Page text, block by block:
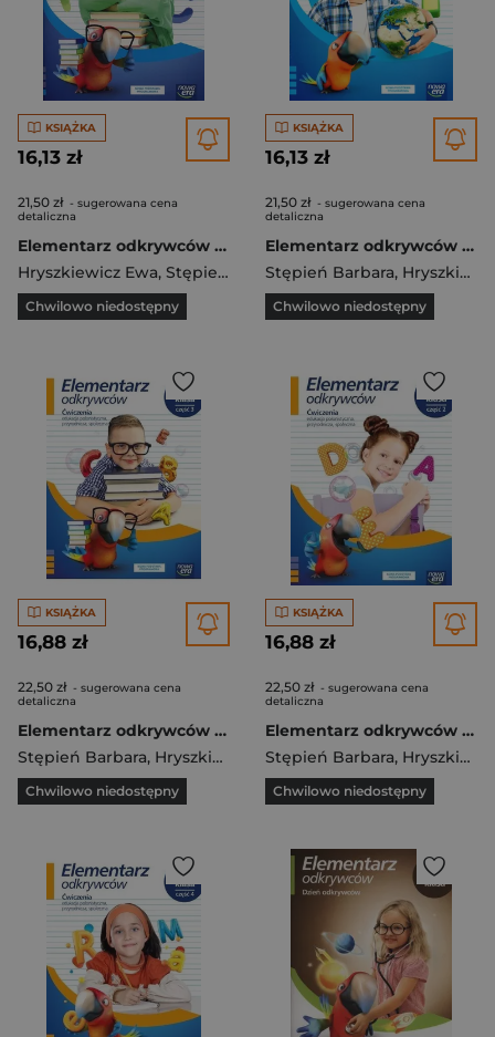
KSIĄŻKA
16,13 zł
21,50 zł - sugerowana cena
detaliczna
Elementarz odkrywców 2 Ćwiczenia Część 1 Edukacja polonistyczna, przyrodnicza, społeczna Szkoła podstawowa
Hryszkiewicz Ewa, Stępień Barbara ,Ogrodowczyk
Chwilowo niedostępny
KSIĄŻKA
16,13 zł
21,50 zł - sugerowana cena
detaliczna
Elementarz odkrywców 2 Edukacja polonistyczna, przyrodnicza, społeczna , Część 4 Szkoła podstawowa
Stępień Barbara, Hryszkiewicz Ewa
Chwilowo niedostępny
KSIĄŻKA
16,88 zł
22,50 zł - sugerowana cena
detaliczna
Elementarz odkrywców 3 Ćwiczenia Część 3 Szkoła podstawowa
Stępień Barbara, Hryszkiewicz Ewa ,Ogrodowczyk
Chwilowo niedostępny
KSIĄŻKA
16,88 zł
22,50 zł - sugerowana cena
detaliczna
Elementarz odkrywców 3 Ćwiczenia Część 2 Szkoła podstawowa
Stępień Barbara, Hryszkiewicz Ewa
Chwilowo niedostępny